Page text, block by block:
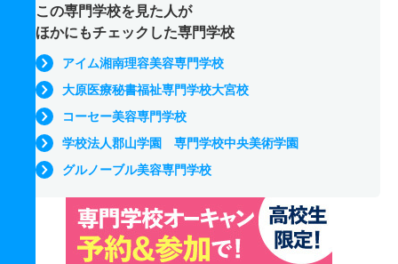
この専門学校を見た人が
ほかにもチェックした専門学校
アイム湘南理容美容専門学校
大原医療秘書福祉専門学校大宮校
コーセー美容専門学校
学校法人郡山学園 専門学校中央美術学園
グルノーブル美容専門学校